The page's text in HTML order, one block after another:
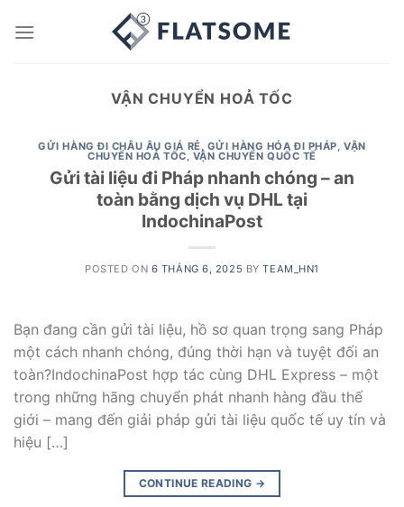
VẬN CHUYỂN HOẢ TỐC
GỬI HÀNG ĐI CHÂU ÂU GIÁ RẺ, GỬI HÀNG HÓA ĐI PHÁP,VẬN
CHUYỂN HOẢ TỐC, VẬN CHUYỂN QUỐC TẾ
Gửi tài liệu đi Pháp nhanh chóng – an
toàn bằng dịch vụ DHL tại
IndochinaPost
POSTED ON 6 THÁNG 6, 2025 BYTEAM_HN1
Bạn đang cần gửi tài liệu, hồ sơ quan trọng sang Pháp
một cách nhanh chóng, đúng thời hạn và tuyệt đối an
toàn?IndochinaPost hợp tác cùng DHL Express – một
trong những hãng chuyển phát nhanh hàng đầu thế
giới – mang đến giải pháp gửi tài liệu quốc tế uy tín và
hiệu […]
CONTINUE READING →